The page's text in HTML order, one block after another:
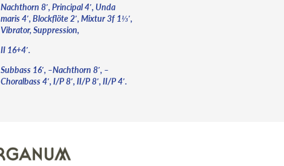
Nachthorn 8′, Principal 4′, Unda
maris 4′, Blockflöte 2′, Mixtur 3f 1⅓′,
Vibrator, Suppression,
II 16+4′.
Subbass 16′, –Nachthorn 8′, –
Choralbass 4′, I/P 8′, II/P 8′, II/P 4′.